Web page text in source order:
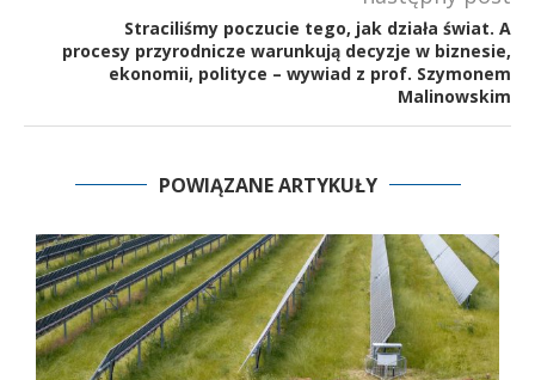
Straciliśmy poczucie tego, jak działa świat. A
procesy przyrodnicze warunkują decyzje w biznesie,
ekonomii, polityce – wywiad z prof. Szymonem
Malinowskim
POWIĄZANE ARTYKUŁY